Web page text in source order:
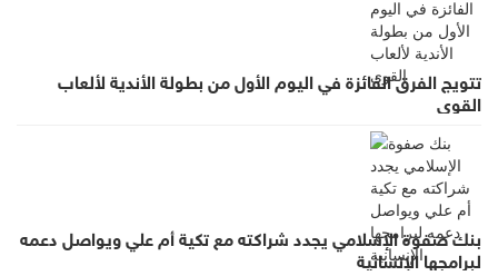
تتويج الفرق الفائزة في اليوم الأول من بطولة الأندية لألعاب
القوى
بنك صفوة الإسلامي يجدد شراكته مع تكية أم علي ويواصل دعمه
لبرامجها الإنسانية